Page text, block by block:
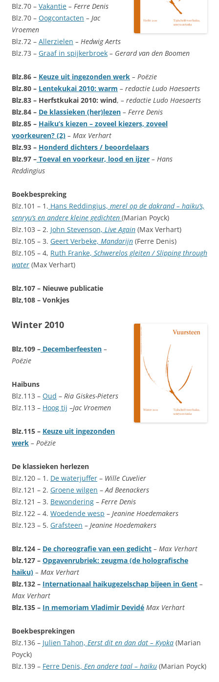
Blz.70 – Vakantie – Ferre Denis
Blz.70 – Oogcontacten – Jac
Vroemen
Blz.72 – Allerzielen – Hedwig Aerts
Blz.73 – Graaf in spijkerbroek – Gerard van den Boomen
Blz.86 – Keuze uit ingezonden werk – Poëzie
Blz.80 – Lentekukai 2010: warm – redactie Ludo Haesaerts
Blz.83 – Herfstkukai 2010: wind, – redactie Ludo Haesaerts
Blz.84 – De klassieken (her)lezen – Ferre Denis
Blz.85 – Haiku’s kiezen – zoveel kiezers, zoveel
voorkeuren? (2) – Max Verhart
Blz.93 – Honderd dichters / beoordelaars
Blz.97 – Toeval en voorkeur, lood en ijzer – Hans
Reddingius
Boekbespreking
Blz.101 – 1. Hans Reddingius, merel op de dakrand – haiku’s,
senryu’s en andere kleine gedichten (Marian Poyck)
Blz.103 – 2. John Stevenson, Live Again (Max Verhart)
Blz.105 – 3. Geert Verbeke, Mandarijn (Ferre Denis)
Blz.105 – 4, Ruth Franke, Schwerelos gleiten / Slipping through
water (Max Verhart)
Blz.107 – Nieuwe publicatie
Blz,108 – Vonkjes
Winter 2010
Blz.109 – Decemberfeesten –
Poëzie
Haibuns
Blz.113 – Oud – Ria Giskes-Pieters
Blz.113 – Hoog tij –Jac Vroemen
Blz.115 – Keuze uit ingezonden
werk – Poëzie
De klassieken herlezen
Blz.120 – 1. De waterjuffer – Wille Cuvelier
Blz.121 – 2. Groene wilgen – Ad Beenackers
Blz.121 – 3. Bewondering – Ferre Denis
Blz.122 – 4. Woedende wesp – Jeanine Hoedemakers
Blz.123 – 5. Grafsteen – Jeanine Hoedemakers
Blz.124 – De choreografie van een gedicht – Max Verhart
blz.127 – Opgavenrubriek: zeugma (de holografische
haiku) – Max Verhart
Blz.132 – Internationaal haikugezelschap bijeen in Gent –
Max Verhart
Blz.135 – In memoriam Vladimir Devidé Max Verhart
Boekbesprekingen
Blz.136 – Julien Tahon, Eerst dit en dan dat – Kyoka (Marian
Poyck)
Blz.139 – Ferre Denis, Een andere taal – haiku (Marian Poyck)